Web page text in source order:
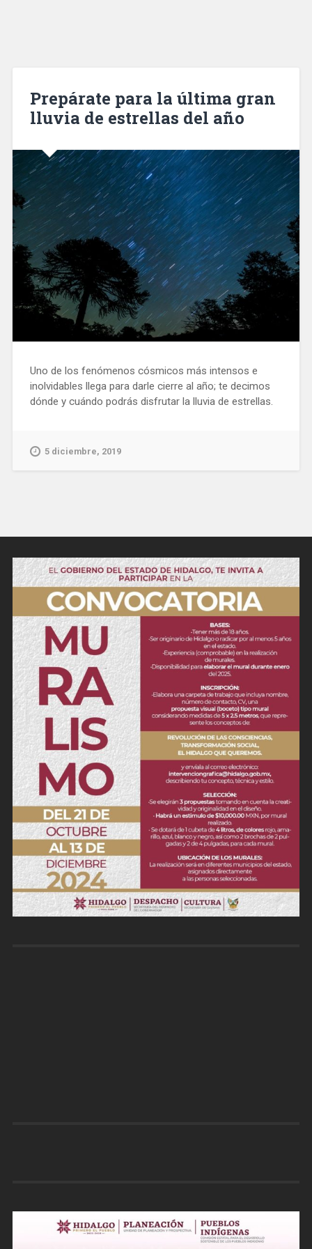
Prepárate para la última gran
lluvia de estrellas del año
Uno de los fenómenos cósmicos más intensos e
inolvidables llega para darle cierre al año; te decimos
dónde y cuándo podrás disfrutar la lluvia de estrellas.
5 diciembre, 2019